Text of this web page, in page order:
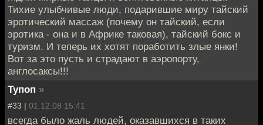
Тихие улыбчивые люди, подарившие миру тайский
эротический массаж (почему он тайский, если
эротика - она и в Африке таковая), тайский бокс и
туризм. И теперь их хотят поработить злые янки!
Вот за это пусть и страдают в аэропорту,
англосаксы!!!
Тупоп »
#33 | 01.12.08 15:41
всегда было жаль людей, оказавшихся в таких